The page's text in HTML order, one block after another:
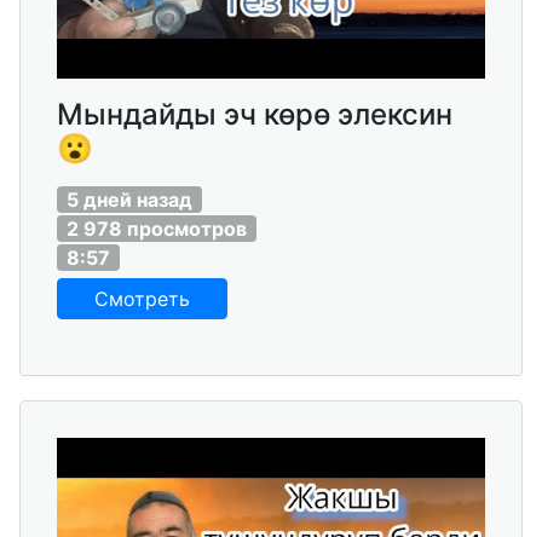
Мындайды эч көрө элексин
😮
5 дней назад
2 978 просмотров
8:57
Смотреть